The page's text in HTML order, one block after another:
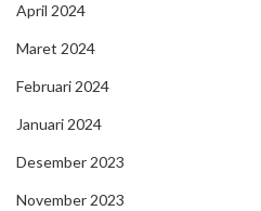
April 2024
Maret 2024
Februari 2024
Januari 2024
Desember 2023
November 2023